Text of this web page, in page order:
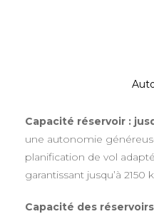
Capacité réservoir :
une autonomie
planification de vol
garantissant jusqu’à 2150
Capacité des